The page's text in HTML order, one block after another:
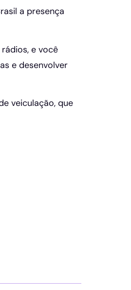
a presença
e você
e desenvolver
veiculação, que